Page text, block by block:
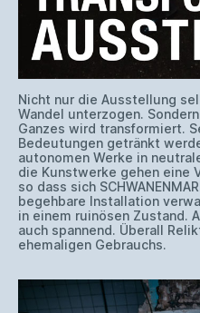
Nicht nur die Ausstellung
Wandel unterzogen.
Ganzes wird transformiert.
Bedeutungen getränkt
autonomen Werke in
die Kunstwerke gehen eine
so dass sich
begehbare Installation
in einem ruinösen Zustand.
auch spannend. Überall
ehemaligen Gebrauchs.